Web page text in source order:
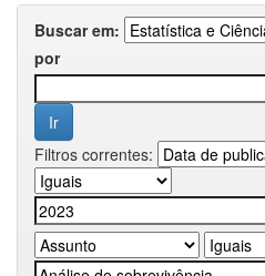
Buscar em:
por
Filtros correntes: